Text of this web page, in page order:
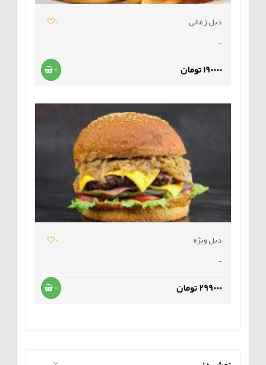
دبل زغالی
0
-
190000 تومان +
دبل ویژه
0
-
299000 تومان +